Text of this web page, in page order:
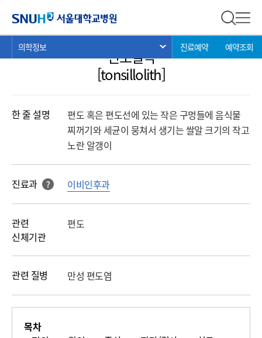
전체 검
현
재
의학정보 서브 메뉴 목록 열기
진료예약 예약조회
의학정보
편도결석
[tonsillolith]
한 줄 설명
편도 혹은 편도선에 있는 작은 구멍들에 음식물
찌꺼기와 세균이 뭉쳐서 생기는 쌀알 크기의 작고
노란 알갱이
진료과 해당 과를 클릭 하면진료과로 바로 연결됩니다.
이비인후과
관련
신체기관
편도
관련 질병 만성 편도염
목차